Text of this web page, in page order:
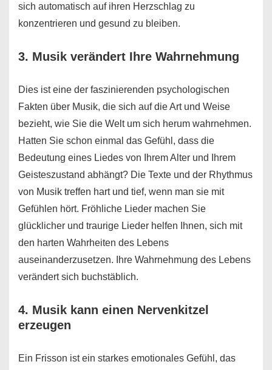
sich automatisch auf ihren Herzschlag zu
konzentrieren und gesund zu bleiben.
3. Musik verändert Ihre Wahrnehmung
Dies ist eine der faszinierenden psychologischen
Fakten über Musik, die sich auf die Art und Weise
bezieht, wie Sie die Welt um sich herum wahrnehmen.
Hatten Sie schon einmal das Gefühl, dass die
Bedeutung eines Liedes von Ihrem Alter und Ihrem
Geisteszustand abhängt? Die Texte und der Rhythmus
von Musik treffen hart und tief, wenn man sie mit
Gefühlen hört. Fröhliche Lieder machen Sie
glücklicher und traurige Lieder helfen Ihnen, sich mit
den harten Wahrheiten des Lebens
auseinanderzusetzen. Ihre Wahrnehmung des Lebens
verändert sich buchstäblich.
4. Musik kann einen Nervenkitzel
erzeugen
Ein Frisson ist ein starkes emotionales Gefühl, das